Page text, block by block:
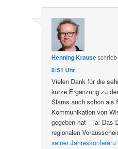
Henning Krauseschrieb
8:51 Uhr:
Vielen Dank für die
kurze Ergänzung zu
Slams auch schon als
Kommunikation von
gegeben hat – ja: Das
regionalen
seiner Jahreskonferenz